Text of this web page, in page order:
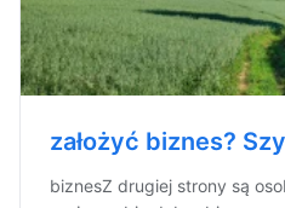
założyć biznes?
biznesZ drugiej strony są